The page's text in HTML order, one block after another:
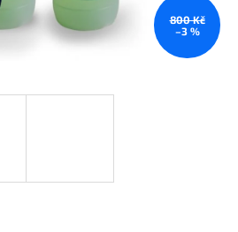
800 Kč
–3 %